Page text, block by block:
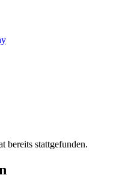
bereits stattgefunden.